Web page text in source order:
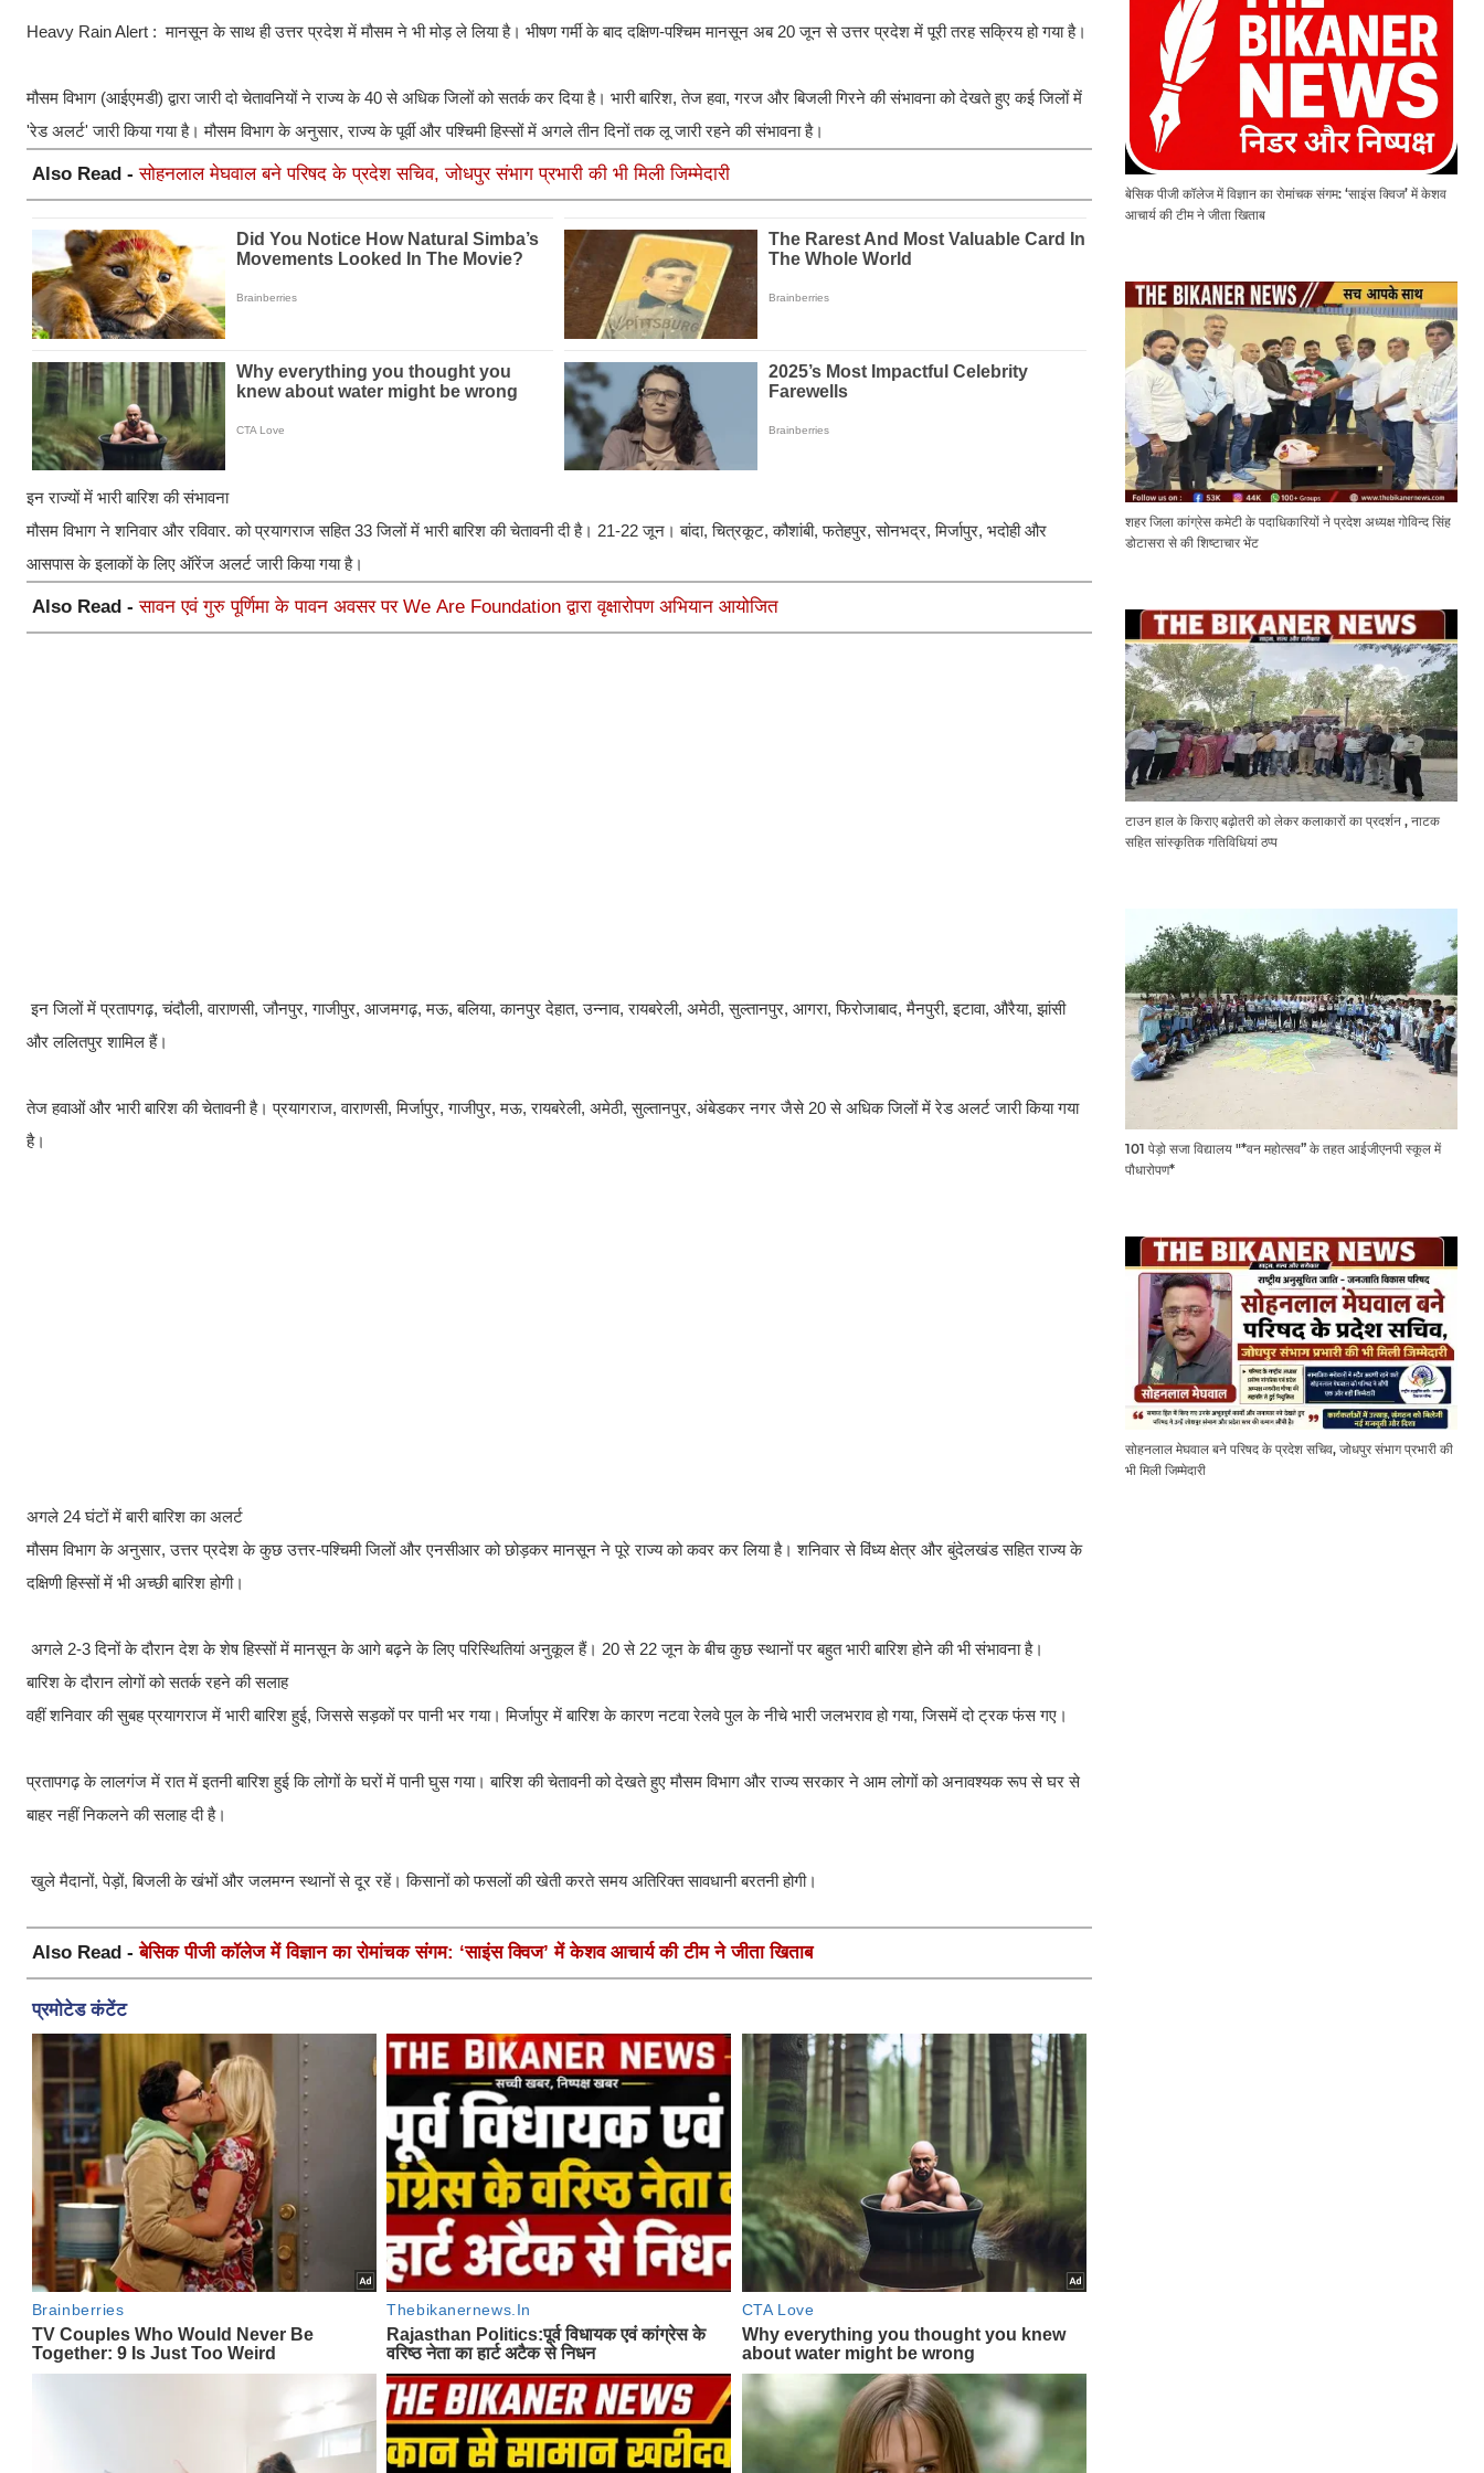
Heavy Rain Alert : मानसून के साथ ही उत्तर प्रदेश में मौसम ने भी मोड़ ले लिया है। भीषण गर्मी के बाद दक्षिण-पश्चिम मानसून अब 20 जून से उत्तर प्रदेश में पूरी तरह सक्रिय हो गया है।
मौसम विभाग (आईएमडी) द्वारा जारी दो चेतावनियों ने राज्य के 40 से अधिक जिलों को सतर्क कर दिया है। भारी बारिश, तेज हवा, गरज और बिजली गिरने की संभावना को देखते हुए कई जिलों में
'रेड अलर्ट' जारी किया गया है। मौसम विभाग के अनुसार, राज्य के पूर्वी और पश्चिमी हिस्सों में अगले तीन दिनों तक लू जारी रहने की संभावना है।
Also Read -सोहनलाल मेघवाल बने परिषद के प्रदेश सचिव, जोधपुर संभाग प्रभारी की भी मिली जिम्मेदारी
इन राज्यों में भारी बारिश की संभावना
मौसम विभाग ने शनिवार और रविवार. को प्रयागराज सहित 33 जिलों में भारी बारिश की चेतावनी दी है। 21-22 जून। बांदा, चित्रकूट, कौशांबी, फतेहपुर, सोनभद्र, मिर्जापुर, भदोही और
आसपास के इलाकों के लिए ऑरेंज अलर्ट जारी किया गया है।
Also Read -सावन एवं गुरु पूर्णिमा के पावन अवसर पर We Are Foundation द्वारा वृक्षारोपण अभियान आयोजित
इन जिलों में प्रतापगढ़, चंदौली, वाराणसी, जौनपुर, गाजीपुर, आजमगढ़, मऊ, बलिया, कानपुर देहात, उन्नाव, रायबरेली, अमेठी, सुल्तानपुर, आगरा, फिरोजाबाद, मैनपुरी, इटावा, औरैया, झांसी
और ललितपुर शामिल हैं।
तेज हवाओं और भारी बारिश की चेतावनी है। प्रयागराज, वाराणसी, मिर्जापुर, गाजीपुर, मऊ, रायबरेली, अमेठी, सुल्तानपुर, अंबेडकर नगर जैसे 20 से अधिक जिलों में रेड अलर्ट जारी किया गया
है।
अगले 24 घंटों में बारी बारिश का अलर्ट
मौसम विभाग के अनुसार, उत्तर प्रदेश के कुछ उत्तर-पश्चिमी जिलों और एनसीआर को छोड़कर मानसून ने पूरे राज्य को कवर कर लिया है। शनिवार से विंध्य क्षेत्र और बुंदेलखंड सहित राज्य के
दक्षिणी हिस्सों में भी अच्छी बारिश होगी।
अगले 2-3 दिनों के दौरान देश के शेष हिस्सों में मानसून के आगे बढ़ने के लिए परिस्थितियां अनुकूल हैं। 20 से 22 जून के बीच कुछ स्थानों पर बहुत भारी बारिश होने की भी संभावना है।
बारिश के दौरान लोगों को सतर्क रहने की सलाह
वहीं शनिवार की सुबह प्रयागराज में भारी बारिश हुई, जिससे सड़कों पर पानी भर गया। मिर्जापुर में बारिश के कारण नटवा रेलवे पुल के नीचे भारी जलभराव हो गया, जिसमें दो ट्रक फंस गए।
प्रतापगढ़ के लालगंज में रात में इतनी बारिश हुई कि लोगों के घरों में पानी घुस गया। बारिश की चेतावनी को देखते हुए मौसम विभाग और राज्य सरकार ने आम लोगों को अनावश्यक रूप से घर से
बाहर नहीं निकलने की सलाह दी है।
खुले मैदानों, पेड़ों, बिजली के खंभों और जलमग्न स्थानों से दूर रहें। किसानों को फसलों की खेती करते समय अतिरिक्त सावधानी बरतनी होगी।
Also Read -बेसिक पीजी कॉलेज में विज्ञान का रोमांचक संगम: ‘साइंस क्विज’ में केशव आचार्य की टीम ने जीता खिताब
बेसिक पीजी कॉलेज में विज्ञान का रोमांचक संगम: ‘साइंस क्विज’ में केशव
आचार्य की टीम ने जीता खिताब
शहर जिला कांग्रेस कमेटी के पदाधिकारियों ने प्रदेश अध्यक्ष गोविन्द सिंह
डोटासरा से की शिष्टाचार भेंट
टाउन हाल के किराए बढ़ोतरी को लेकर कलाकारों का प्रदर्शन , नाटक
सहित सांस्कृतिक गतिविधियां ठप्प
101 पेड़ो सजा विद्यालय "*वन महोत्सव” के तहत आईजीएनपी स्कूल में
पौधारोपण*
सोहनलाल मेघवाल बने परिषद के प्रदेश सचिव, जोधपुर संभाग प्रभारी की
भी मिली जिम्मेदारी